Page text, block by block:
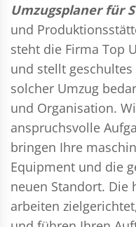
Umzugsplaner für
und
steht die Firma Top
und stellt
solcher Umzug
und Organisation.
anspruchsvolle
bringen Ihre
Equipment und die
neuen Standort. Die
arbeiten